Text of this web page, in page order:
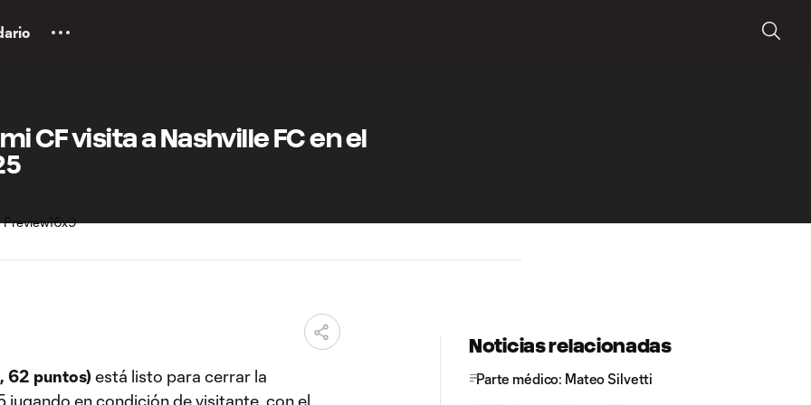
CF visita a Nashville FC en el
62 puntos) está listo para cerrar la
en condición de visitante, con el
Noticias relacionadas
Parte médico: Mateo Silvetti